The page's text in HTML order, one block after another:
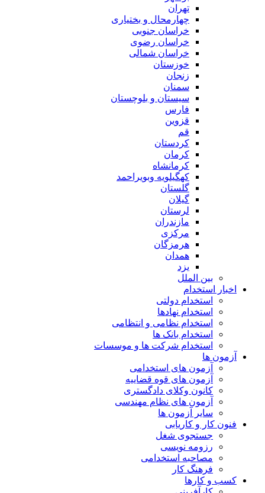
تهران
چهارمحال و بختیاری
خراسان جنوبی
خراسان رضوی
خراسان شمالی
خوزستان
زنجان
سمنان
سیستان و بلوچستان
فارس
قزوین
قم
کردستان
کرمان
کرمانشاه
کهگیلویه وبویراحمد
گلستان
گیلان
لرستان
مازندران
مرکزی
هرمزگان
همدان
یزد
بین الملل
اخبار استخدام
استخدام دولتی
استخدام نهادها
استخدام نظامی و انتظامی
استخدام بانک ها
استخدام شرکت ها و موسسات
آزمون ها
آزمون های استخدامی
آزمون های قوه قضاییه
کانون وکلای دادگستری
آزمون های نظام مهندسی
سایر آزمون ها
فنون کار و کاریابی
جستجوی شغل
رزومه نویسی
مصاحبه استخدامی
فرهنگ کار
کسب و کارها